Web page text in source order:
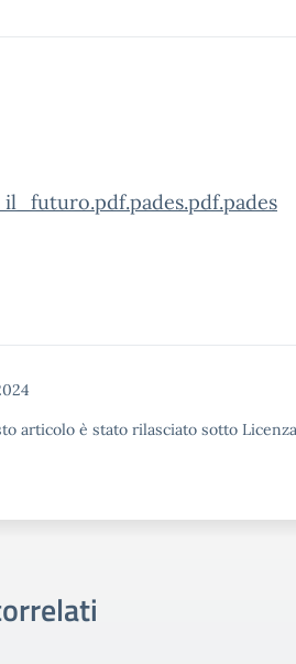
articolo è stato rilasciato sotto Licenza